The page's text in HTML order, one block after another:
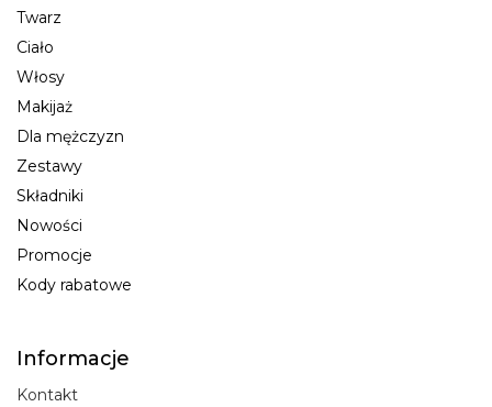
Twarz
Ciało
Włosy
Makijaż
Dla mężczyzn
Zestawy
Składniki
Nowości
Promocje
Kody rabatowe
Informacje
Kontakt